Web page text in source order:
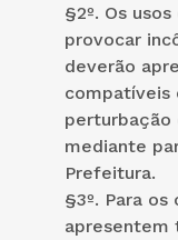
§2º. Os
provocar
deverão
compatíveis
perturbação
mediante
Prefeitura.
§3º. Para
apresentem